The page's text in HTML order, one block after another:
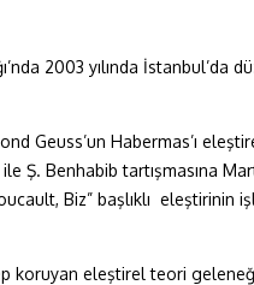
2003 yılında İstanbul’da
Geuss’un Habermas’ı
Ş. Benhabib tartışmasına
Biz” başlıklı
eleştirel teori